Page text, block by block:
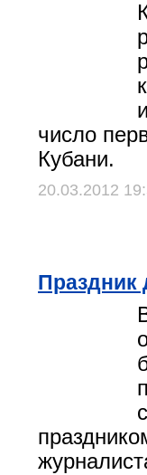
число
Кубани.
20.03.2012